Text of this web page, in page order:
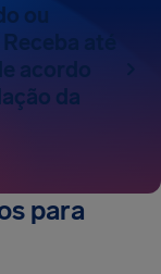
ou
até
acordo
da
para